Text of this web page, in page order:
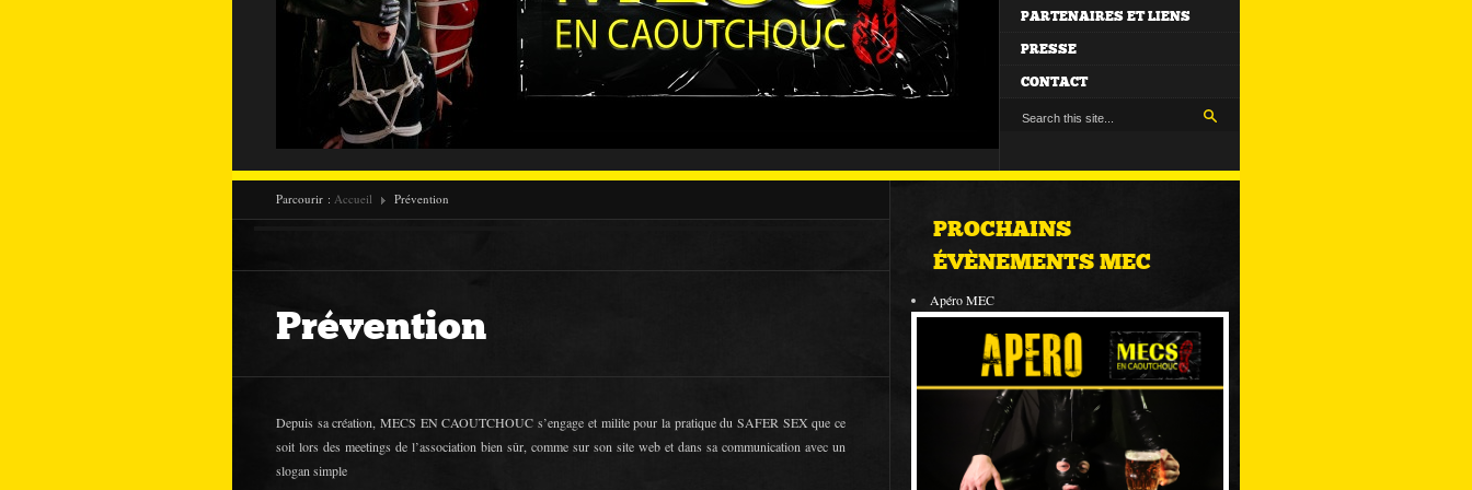
PARTENAIRES ET LIENS
PRESSE
CONTACT
Parcourir : Accueil Prévention
Prévention
Depuis sa création, MECS EN CAOUTCHOUC s’engage et milite pour la pratique du SAFER SEX que ce
soit lors des meetings de l’association bien sûr, comme sur son site web et dans sa communication avec un
slogan simple
PROCHAINS
ÉVÈNEMENTS MEC
Apéro MEC